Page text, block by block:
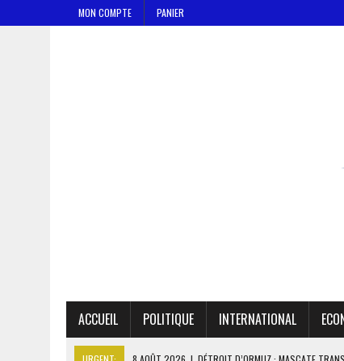
MON COMPTE PANIER
ACCUEIL POLITIQUE INTERNATIONAL